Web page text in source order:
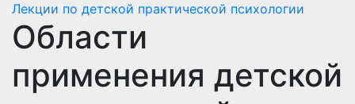
Лекции по детской практической психологии
Области
применения детской